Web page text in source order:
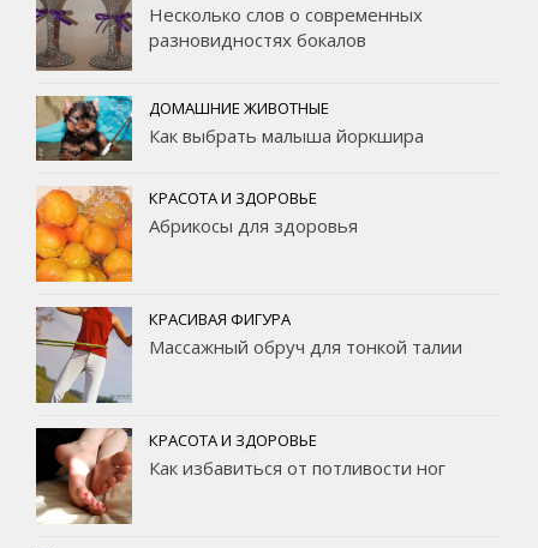
Несколько слов о современных
разновидностях бокалов
ДОМАШНИЕ ЖИВОТНЫЕ
Как выбрать малыша йоркшира
КРАСОТА И ЗДОРОВЬЕ
Абрикосы для здоровья
КРАСИВАЯ ФИГУРА
Массажный обруч для тонкой талии
КРАСОТА И ЗДОРОВЬЕ
Как избавиться от потливости ног